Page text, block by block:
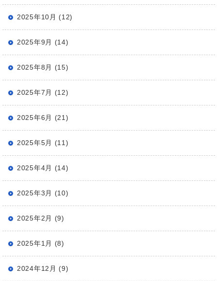
2025年10月 (12)
2025年9月 (14)
2025年8月 (15)
2025年7月 (12)
2025年6月 (21)
2025年5月 (11)
2025年4月 (14)
2025年3月 (10)
2025年2月 (9)
2025年1月 (8)
2024年12月 (9)